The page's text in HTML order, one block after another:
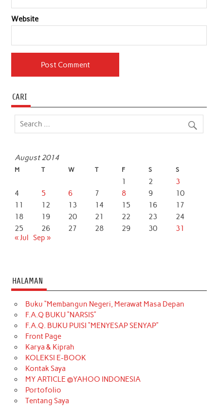
Website
CARI
August 2014
M T W T F S S
1 2
3
4
5 6 7 8 9
10
11
12 13 14 15 16
17
18
19 20 21 22 23
24
25
26 27 28 29 30
31
« Jul
Sep »
HALAMAN
Buku “Membangun Negeri, Merawat Masa Depan
F.A.Q BUKU “NARSIS”
F.A.Q. BUKU PUISI “MENYESAP SENYAP”
Front Page
Karya & Kiprah
KOLEKSI E-BOOK
Kontak Saya
MY ARTICLE @YAHOO INDONESIA
Portofolio
Tentang Saya